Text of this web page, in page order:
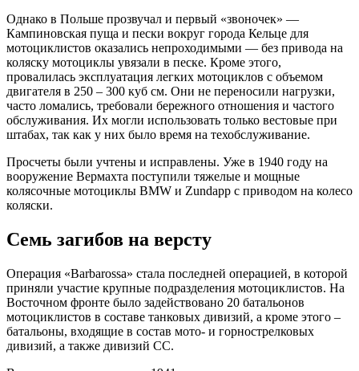
Однако в Польше прозвучал и первый «звоночек» —
Кампиновская пуща и пески вокруг города Кельце для
мотоциклистов оказались непроходимыми — без привода на
коляску мотоциклы увязали в песке. Кроме этого,
провалилась эксплуатация легких мотоциклов с объемом
двигателя в 250 – 300 куб см. Они не переносили нагрузки,
часто ломались, требовали бережного отношения и частого
обслуживания. Их могли использовать только вестовые при
штабах, так как у них было время на техобслуживание.
Просчеты были учтены и исправлены. Уже в 1940 году на
вооружение Вермахта поступили тяжелые и мощные
колясочные мотоциклы BMW и Zundapp с приводом на колесо
коляски.
Семь загибов на версту
Операция «Barbarossa» стала последней операцией, в которой
приняли участие крупные подразделения мотоциклистов. На
Восточном фронте было задействовано 20 батальонов
мотоциклистов в составе танковых дивизий, а кроме этого –
батальоны, входящие в состав мото- и горнострелковых
дивизий, а также дивизий СС.